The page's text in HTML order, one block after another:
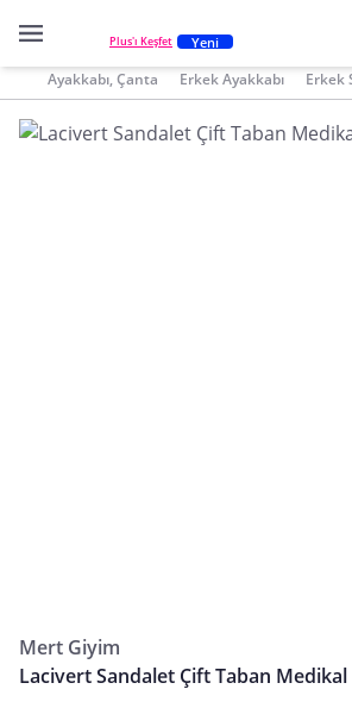
Plus'ı Keşfet Yeni
Ayakkabı, Çanta Erkek Ayakkabı Erkek
Mert Giyim
Lacivert Sandalet Çift Taban